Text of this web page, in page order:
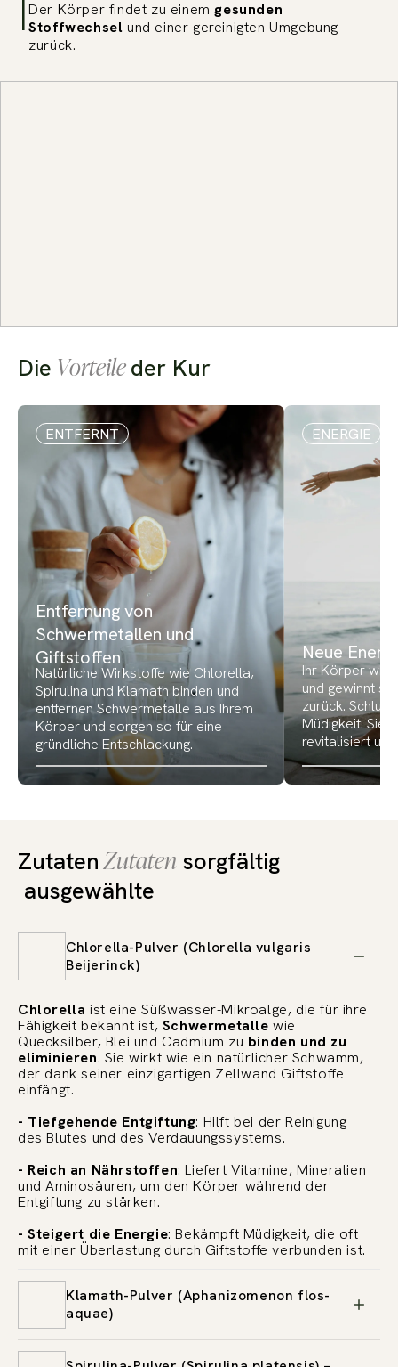
Der Körper findet zu einemgesunden
Stoffwechsel und einer gereinigten Umgebung
zurück.
Folie 1 von 7
Die Vorteileder Kur
ENTFERNT
Entfernung von
Schwermetallen und
Giftstoffen
Natürliche Wirkstoffe wie Chlorella,
Spirulina und Klamath binden und
entfernen Schwermetalle aus Ihrem
Körper und sorgen so für eine
gründliche Entschlackung.
ENERGIE
Neue
Ihr Körper
und gewinnt
zurück.
Müdigkeit: Sie
revitalisiert
ZutatenZutaten sorgfältig
ausgewählte
Chlorella-Pulver (Chlorella vulgaris
Beijerinck)
Chlorella ist eine Süßwasser-Mikroalge, die für ihre
Fähigkeit bekannt ist, Schwermetalle wie
Quecksilber, Blei und Cadmium zu binden und zu
eliminieren. Sie wirkt wie ein natürlicher Schwamm,
der dank seiner einzigartigen Zellwand Giftstoffe
einfängt.
- Tiefgehende Entgiftung: Hilft bei der Reinigung
des Blutes und des Verdauungssystems.
- Reich an Nährstoffen: Liefert Vitamine, Mineralien
und Aminosäuren, um den Körper während der
Entgiftung zu stärken.
- Steigert die Energie: Bekämpft Müdigkeit, die oft
mit einer Überlastung durch Giftstoffe verbunden ist.
Klamath-Pulver (Aphanizomenon flos-
aquae)